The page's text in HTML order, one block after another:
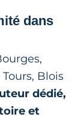
dans
Blois
dédié,
et